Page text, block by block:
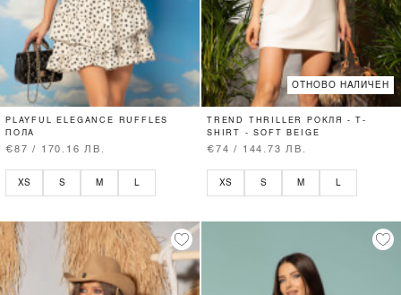
PLAYFUL ELEGANCE RUFFLES
ПОЛА
€87 / 170.16 ЛВ.
XS S M L
ОТНОВО НАЛИЧЕН
TREND THRILLER РОКЛЯ - T-
SHIRT - SOFT BEIGE
€74 / 144.73 ЛВ.
XS S M L